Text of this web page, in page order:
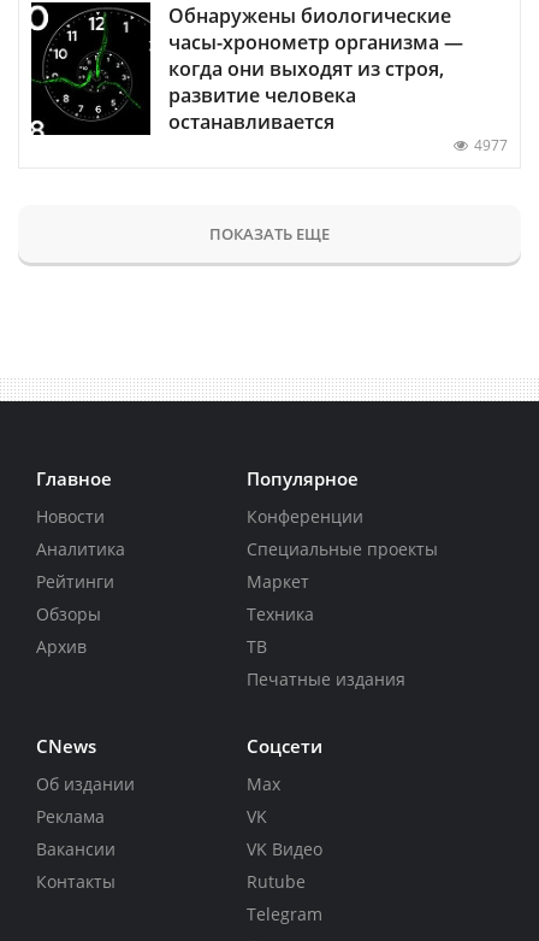
Обнаружены биологические
часы-хронометр организма —
когда они выходят из строя,
развитие человека
останавливается
4977
ПОКАЗАТЬ ЕЩЕ
Главное
Новости
Аналитика
Рейтинги
Обзоры
Архив
Популярное
Конференции
Специальные проекты
Маркет
Техника
ТВ
Печатные издания
CNews
Об издании
Реклама
Вакансии
Контакты
Соцсети
Max
VK
VK Видео
Rutube
Telegram